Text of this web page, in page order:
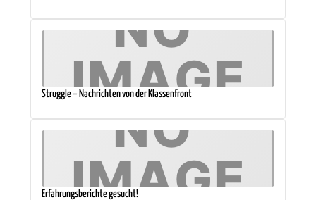
Struggle – Nachrichten von der Klassenfront
Erfahrungsberichte gesucht!